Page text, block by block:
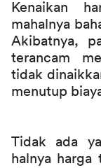
Kenaikan
mahalnya
Akibatnya,
terancam
tidak
menutup
Tidak ada
halnya